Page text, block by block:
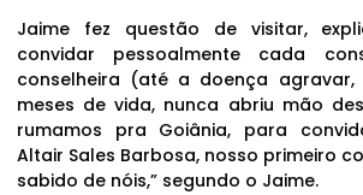
Jaime fez questão de visitar,
convidar pessoalmente cada
conselheira (até a doença agravar,
meses de vida, nunca abriu mão
rumamos pra Goiânia, para
Altair Sales Barbosa, nosso primeiro
sabido de nóis,” segundo o Jaime.